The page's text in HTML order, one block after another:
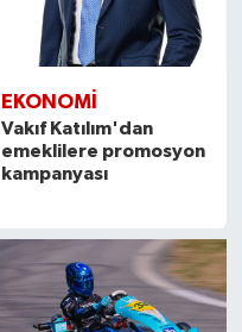
EKONOMI
Vakıf Katılım'dan
emeklilere promosyon
kampanyası